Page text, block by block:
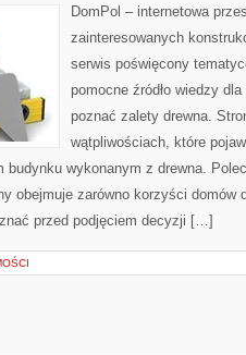
DomPol – internetowa
zainteresowanych
serwis poświęcony
pomocne źródło wiedzy
poznać zalety drewna.
wątpliwościach, które
budynku wykonanym z drewna.
obejmuje zarówno korzyści domów
przed podjęciem decyzji […]